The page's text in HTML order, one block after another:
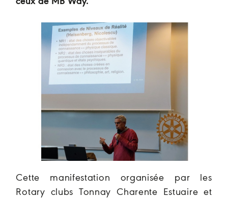
Cette manifestation organisée par les
Rotary clubs Tonnay Charente Estuaire et